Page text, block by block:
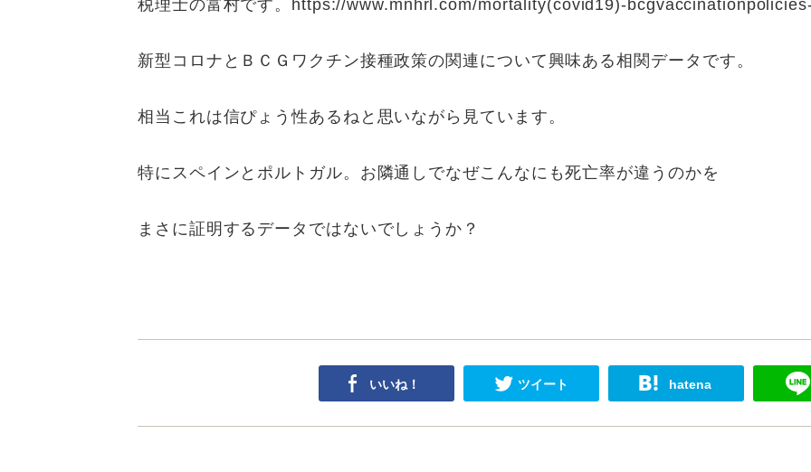
税理士の富村です。https://www.mnhrl.com/mortality(covid19)-
新型コロナとＢＣＧワクチン接種政策の関連について興味ある相関データです。
相当これは信ぴょう性あるねと思いながら見ています。
特にスペインとポルトガル。お隣通しでなぜこんなにも死亡率が違うのかを
まさに証明するデータではないでしょうか？
いいね！ ツイート hatena